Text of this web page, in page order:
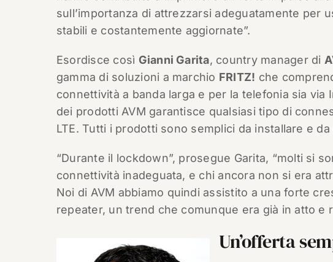
sull’importanza di attrezzarsi adeguatamente per
stabili e costantemente aggiornate”.
Esordisce così Gianni Garita, country manager di
gamma di soluzioni a marchio FRITZ! che
connettività a banda larga e per la telefonia sia
dei prodotti AVM garantisce qualsiasi tipo di
LTE. Tutti i prodotti sono semplici da installare e
“Durante il lockdown”, prosegue Garita, “molti si
connettività inadeguata, e chi ancora non si era
Noi di AVM abbiamo quindi assistito a una forte
repeater, un trend che comunque era già in atto e
Un’offerta